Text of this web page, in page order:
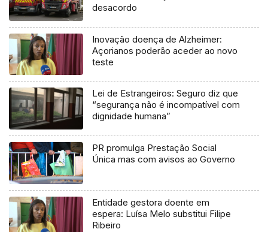
desacordo
Inovação doença de Alzheimer:
Açorianos poderão aceder ao novo
teste
Lei de Estrangeiros: Seguro diz que
“segurança não é incompatível com
dignidade humana”
PR promulga Prestação Social
Única mas com avisos ao Governo
Entidade gestora doente em
espera: Luísa Melo substitui Filipe
Ribeiro